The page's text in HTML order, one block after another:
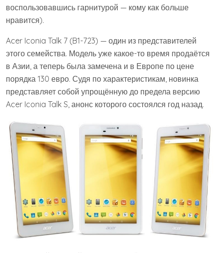
воспользовавшись гарнитурой — кому как больше
нравится).
Acer Iconia Talk 7 (B1-723) — один из представителей
этого семейства. Модель уже какое-то время продаётся
в Азии, а теперь была замечена и в Европе по цене
порядка 130 евро. Судя по характеристикам, новинка
представляет собой упрощённую до предела версию
Acer Iconia Talk S, анонс которого состоялся год назад.